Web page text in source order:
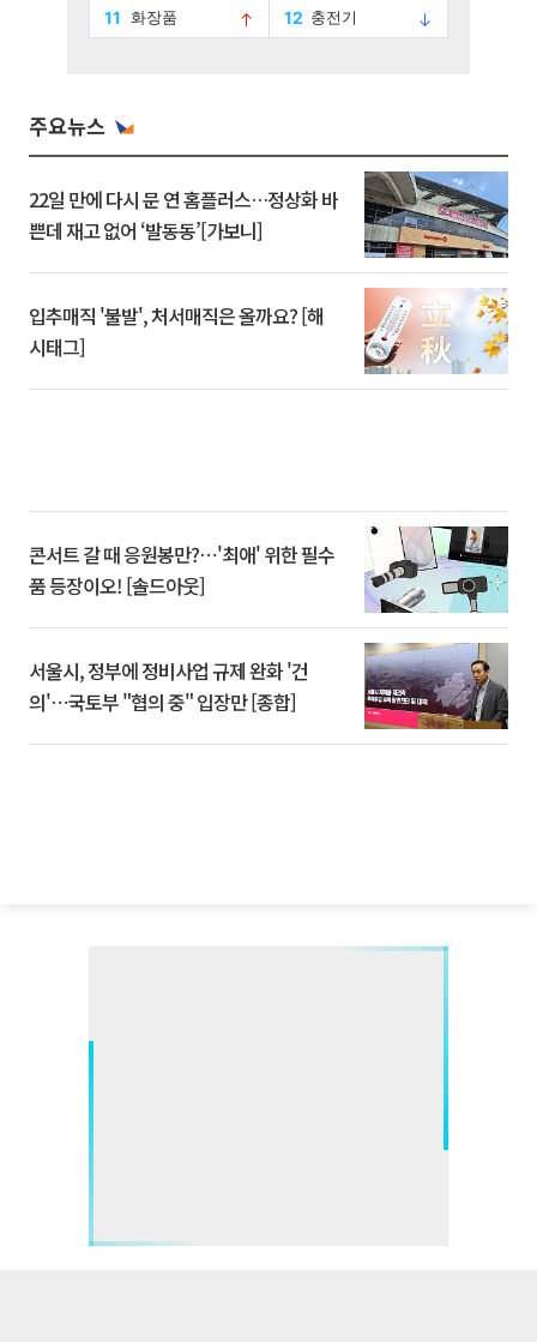
주요뉴스
22일 만에 다시 문 연 홈플러스…정상화 바
쁜데 재고 없어 ‘발동동’[가보니]
입추매직 '불발', 처서매직은 올까요? [해
시태그]
콘서트 갈 때 응원봉만?⋯'최애' 위한 필수
품 등장이오! [솔드아웃]
서울시, 정부에 정비사업 규제 완화 '건
의'⋯국토부 "협의 중" 입장만 [종합]